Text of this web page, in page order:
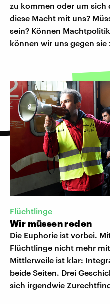
zu kommen oder um sich
diese Macht mit uns?
sein? Können
können wir uns gegen sie
Flüchtlinge
Wir müssen reden
Die Euphorie ist vorbei.
Flüchtlinge nicht mehr
Mittlerweile ist klar:
beide Seiten. Drei
sich irgendwie